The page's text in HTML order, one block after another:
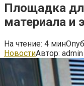
Площадка
материала и
На чтение: 4 мин
НовостиАвтор: admin